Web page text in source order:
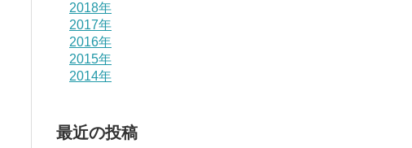
2018年
2017年
2016年
2015年
2014年
最近の投稿